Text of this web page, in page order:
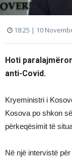
18:25 | 10
Hoti
anti-Covid.
Kryeministri i
Kosova po shkon
përkeqësimit të
Në një intervistë